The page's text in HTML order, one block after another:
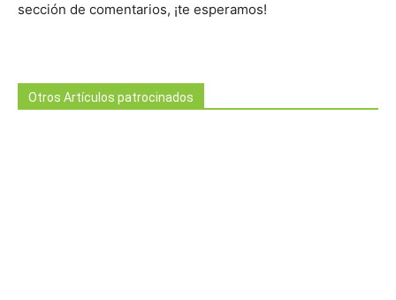
sección de comentarios, ¡te esperamos!
Otros Artículos patrocinados